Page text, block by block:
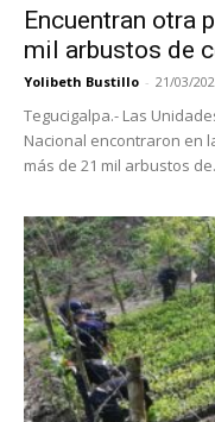
Encuentran otra
mil arbustos de
Yolibeth Bustillo - 21/03/
Tegucigalpa.- Las
Nacional encontraron en
más de 21 mil arbustos